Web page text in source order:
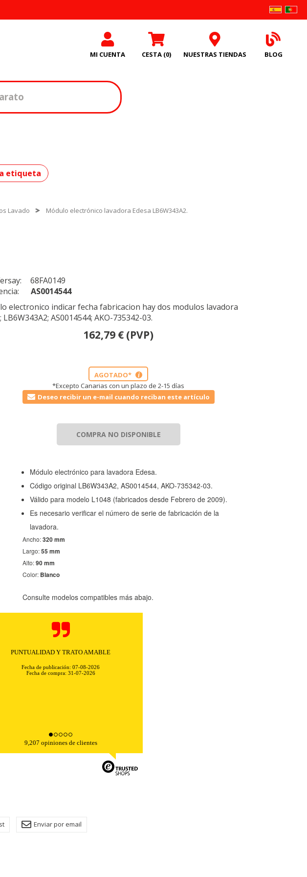
MI CUENTA CESTA (0) NUESTRAS TIENDAS BLOG
etiqueta
Lavado Módulo electrónico lavadora Edesa LB6W343A2.
68FA0149
AS0014544
electronico indicar fecha fabricacion hay dos modulos lavadora
LB6W343A2; AS0014544; AKO-735342-03.
162,79 € (PVP)
AGOTADO* i
*Excepto Canarias con un plazo de 2-15 días
Deseo recibir un e-mail cuando reciban este artículo
COMPRA NO DISPONIBLE
Módulo electrónico para lavadora Edesa.
Código original LB6W343A2, AS0014544, AKO-735342-03.
Válido para modelo L1048 (fabricados desde Febrero de 2009).
Es necesario verificar el número de serie de fabricación de la
lavadora.
Ancho:320 mm
Largo:55 mm
Alto:90 mm
Color: Blanco
Consulte modelos compatibles más abajo.
PUNTUALIDAD Y TRATO AMABLE
Fecha de publicación: 07-08-2026
Fecha de compra: 31-07-2026
9,207 opiniones de clientes
Enviar por email